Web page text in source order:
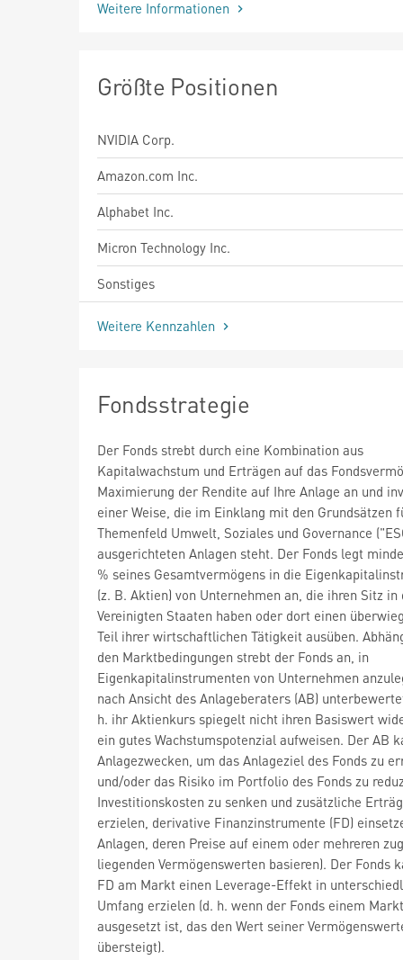
Weitere Informationen
Größte Positionen
NVIDIA Corp.
Amazon.com Inc.
Alphabet Inc.
Micron Technology Inc.
Sonstiges
Weitere Kennzahlen
Fondsstrategie
Der Fonds strebt durch eine Kombination aus
Kapitalwachstum und Erträgen auf das
Maximierung der Rendite auf Ihre Anlage an und
einer Weise, die im Einklang mit den Grundsätzen
Themenfeld Umwelt, Soziales und Governance
ausgerichteten Anlagen steht. Der Fonds legt
% seines Gesamtvermögens in die
(z. B. Aktien) von Unternehmen an, die ihren Sitz in
Vereinigten Staaten haben oder dort einen
Teil ihrer wirtschaftlichen Tätigkeit ausüben.
den Marktbedingungen strebt der Fonds an, in
Eigenkapitalinstrumenten von Unternehmen
nach Ansicht des Anlageberaters (AB)
h. ihr Aktienkurs spiegelt nicht ihren Basiswert
ein gutes Wachstumspotenzial aufweisen. Der AB
Anlagezwecken, um das Anlageziel des Fonds zu
und/oder das Risiko im Portfolio des Fonds zu
Investitionskosten zu senken und zusätzliche
erzielen, derivative Finanzinstrumente (FD)
Anlagen, deren Preise auf einem oder mehreren
liegenden Vermögenswerten basieren). Der Fonds
FD am Markt einen Leverage-Effekt in
Umfang erzielen (d. h. wenn der Fonds einem
ausgesetzt ist, das den Wert seiner
übersteigt).